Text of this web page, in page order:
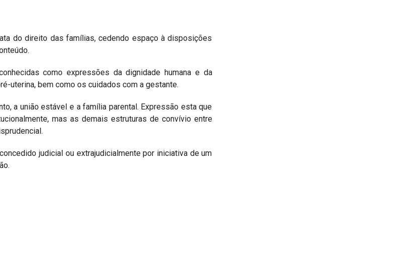
do direito das famílias, cedendo espaço à disposições
como expressões da dignidade humana e da
uterina, bem como os cuidados com a gestante.
a união estável e a família parental. Expressão esta que
mas as demais estruturas de convívio entre
judicial ou extrajudicialmente por iniciativa de um